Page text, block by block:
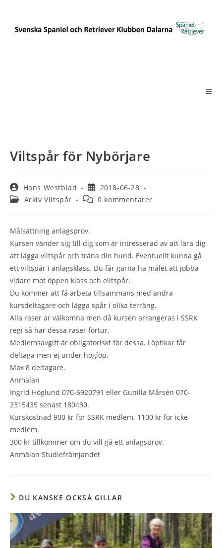
innehållet
Viltspår för Nybörjare
Inläggsförfattare:
Hans Westblad
Inlägget
publicerat:
2018-06-28
Inläggskategori:
Arkiv Viltspår
Kommentarer
0 kommentarer
Målsättning anlagsprov.
Kursen vänder sig till dig som är intresserad av att lära dig
att lägga viltspår och träna din hund. Eventuellt kunna gå
ett viltspår i anlagsklass. Du får gärna ha målet att jobba
vidare mot öppen klass och elitspår.
Du kommer att få arbeta tillsammans med andra
kursdeltagare och lägga spår i olika terräng.
Alla raser är välkomna men då kursen arrangeras i SSRK
regi så har dessa raser förtur.
Medlemsavgift är obligatoriskt för dessa. Löptikar får
deltaga men ej under höglöp.
Max 8 deltagare.
Anmälan
Ingrid Höglund 070-6920791 eller Gunilla Mårsén 070-
2315435 senast 180430.
Kurskostnad 900 kr för SSRK medlem. 1100 kr för icke
medlem.
300 kr tillkommer om du vill gå ett anlagsprov.
Anmälan Studiefrämjandet
DU KANSKE OCKSÅ GILLAR